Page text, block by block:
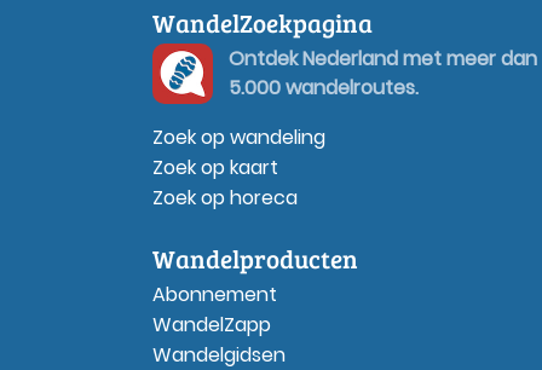
WandelZoekpagina
Ontdek Nederland met meer dan
5.000 wandelroutes.
Zoek op wandeling
Zoek op kaart
Zoek op horeca
Wandelproducten
Abonnement
WandelZapp
Wandelgidsen